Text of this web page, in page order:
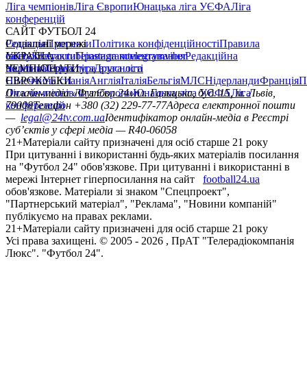
Ліга чемпіонівЛіга ЄвропиЮнацька ліга УЄФАЛіга
конференцій
САЙТ ФУТБОЛ 24
РедакціяПрогнозиПолітика конфіденційностіПравила
сайтуКонтактиПравила коментуванняРедакційна
політикаСтруктура власності
Соціальні мережі
facebookxyoutubeinstagramtelegramviber
УКРАЇНА
УкраїнаПерша лігаДруга ліга
ЧЕМПІОНАТИ
НімеччинаІспаніяАнгліяІталіяБельгіяМЛСНідерландиФранція
ЄВРОКУБКИ
Ліга чемпіонівЛіга ЄвропиЮнацька ліга УЄФАЛіга
конференцій
Онлайн-медіа «Футбол 24»пл. Галицька, буд. 15, м. Львів,
79008Телефон +380 (32) 229-77-77Адреса електронної пошти
— legal@24tv.com.uaІдентифікатор онлайн-медіа в Реєстрі
суб’єктів у сфері медіа — R40-06058
21+Матеріали сайту призначені для осіб старше 21 року
При цитуванні і використанні будь-яких матеріалів посилання
на "Футбол 24" обов'язкове. При цитуванні і використанні в
мережі Інтернет гіперпосилання на сайт
football24.ua
обов'язкове. Матеріали зі знаком "Спецпроект",
"Партнерський матеріал", "Реклама", "Новини компаній"
публікуємо на правах реклами.
21+Матеріали сайту призначені для осіб старше 21 року
Усi права захищенi. © 2005 - 2026 , ПрАТ "Телерадіокомпанія
Люкс". "Футбол 24".